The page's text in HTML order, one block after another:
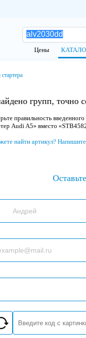
Цены
групп, точно
правильность
Audi A5» вместо
найти артикул?